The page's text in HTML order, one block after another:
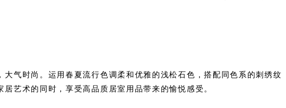
气时尚。运用春夏流行色调柔和优雅的浅松石色，搭配同色系的刺绣纹
艺术的同时，享受高品质居室用品带来的愉悦感受。